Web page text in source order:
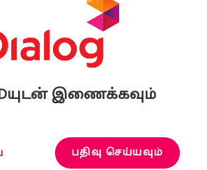
IDயுடன் இணைக்கவும்
பதிவு செய்யவும்